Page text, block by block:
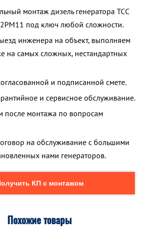
монтаж дизель генератора ТСС
под ключ любой сложности.
инженера на объект, выполняем
на самых сложных, нестандартных
и подписанной смете.
и сервисное обслуживание.
после монтажа по вопросам
на обслуживание с большими
нами генераторов.
КП с монтажом
Похожие товары